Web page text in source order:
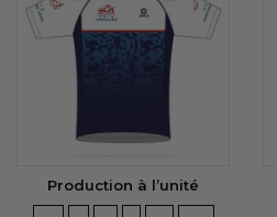
Production à l’unité
TAILLESTAILLES
TAILLES
TAILLES
TAILLES
TAILLES